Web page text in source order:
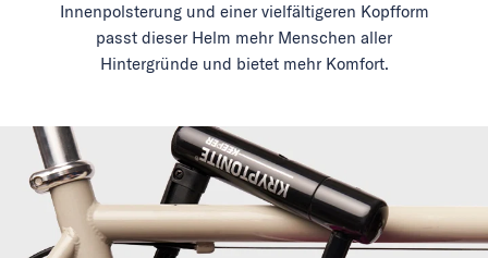
Innenpolsterung und einer vielfältigeren Kopfform
passt dieser Helm mehr Menschen aller
Hintergründe und bietet mehr Komfort.